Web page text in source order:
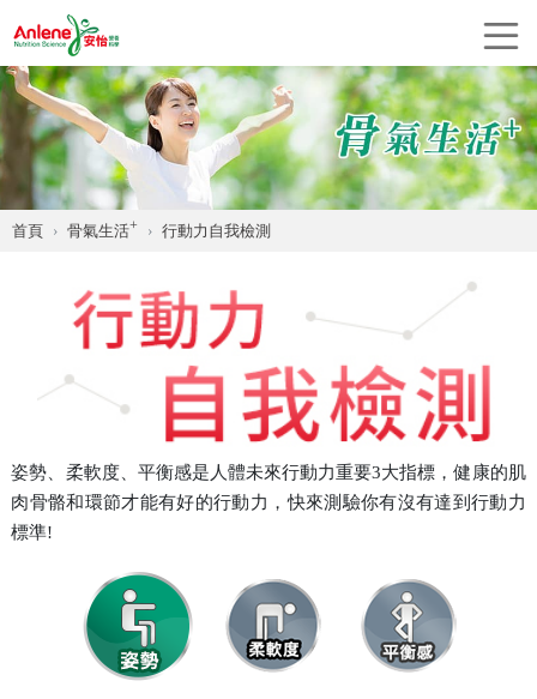
首頁 骨氣生活+ 行動力自我檢測
姿勢、柔軟度、平衡感是人體未來行動力重要3大指標，健康的肌
肉骨骼和環節才能有好的行動力，快來測驗你有沒有達到行動力
標準!